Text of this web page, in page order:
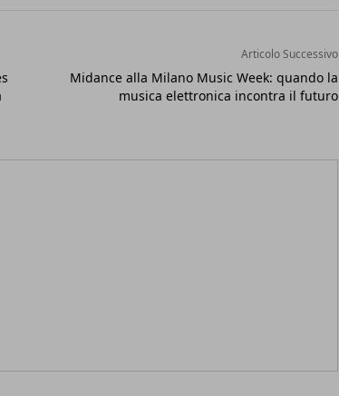
Articolo Successivo
Midance alla Milano Music Week: quando la
musica elettronica incontra il futuro